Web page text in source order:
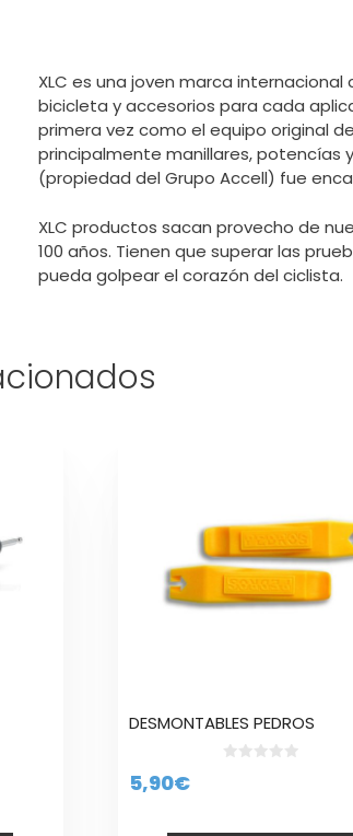
XLC es una joven marca
bicicleta y accesorios para cada
primera vez como el equipo original
principalmente manillares, potencías
(propiedad del Grupo Accell) fue
XLC productos sacan provecho de
100 años. Tienen que superar las
pueda golpear el corazón del ciclista.
DESMONTABLES PEDROS
5,90€